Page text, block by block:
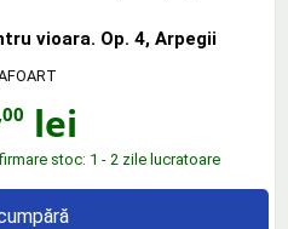
vioara. Op. 4, Arpegii
,00 lei
stoc: 1 - 2 zile lucratoare